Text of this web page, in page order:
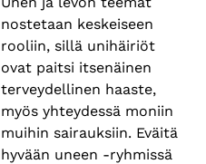
nostetaan keskeiseen
rooliin, sillä unihäiriöt
ovat paitsi itsenäinen
terveydellinen haaste,
myös yhteydessä moniin
muihin sairauksiin. Eväitä
hyvään uneen -ryhmissä